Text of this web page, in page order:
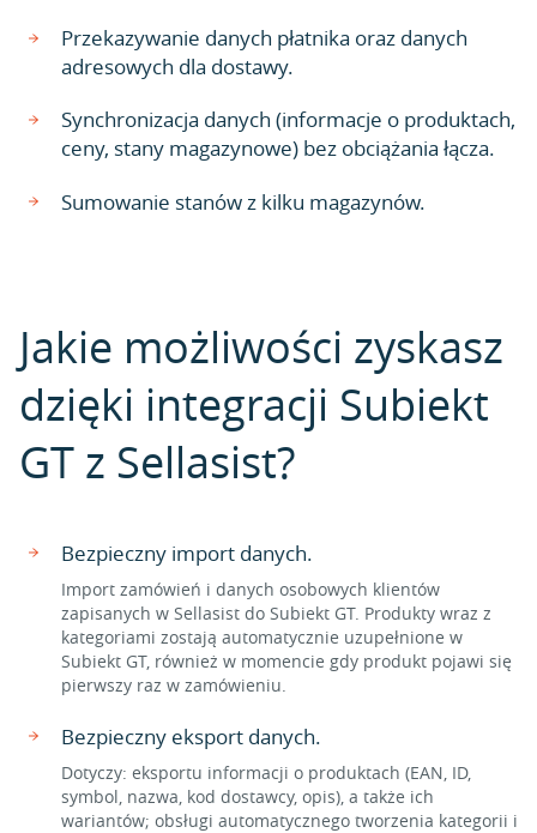
Przekazywanie danych płatnika oraz danych
adresowych dla dostawy.
Synchronizacja danych (informacje o produktach,
ceny, stany magazynowe) bez obciążania łącza.
Sumowanie stanów z kilku magazynów.
Jakie możliwości zyskasz
dzięki integracji Subiekt
GT z Sellasist?
Bezpieczny import danych.
Import zamówień i danych osobowych klientów
zapisanych w Sellasist do Subiekt GT. Produkty wraz z
kategoriami zostają automatycznie uzupełnione w
Subiekt GT, również w momencie gdy produkt pojawi się
pierwszy raz w zamówieniu.
Bezpieczny eksport danych.
Dotyczy: eksportu informacji o produktach (EAN, ID,
symbol, nazwa, kod dostawcy, opis), a także ich
wariantów; obsługi automatycznego tworzenia kategorii i